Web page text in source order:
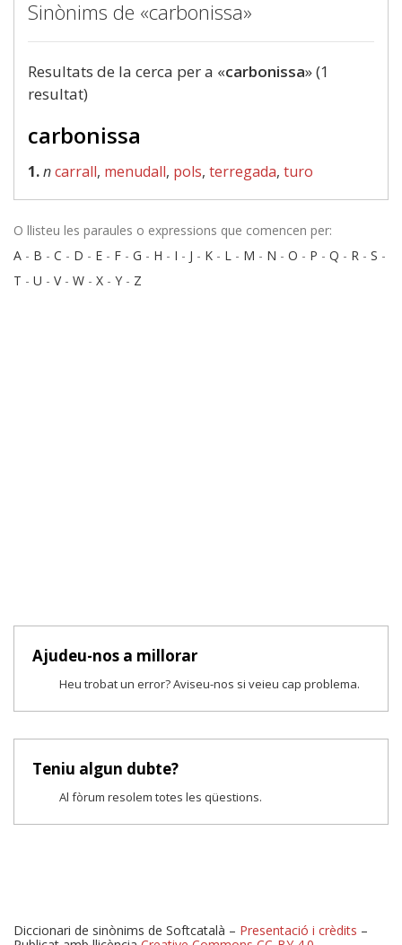
Sinònims de «carbonissa»
Resultats de la cerca per a «carbonissa» (1
resultat)
carbonissa
1.ncarrall, menudall, pols, terregada, turo
O llisteu les paraules o expressions que comencen per:
A - B - C - D - E - F - G - H - I - J - K - L - M - N - O - P - Q - R - S -
T - U - V- W - X - Y - Z
Ajudeu-nos a millorar
Heu trobat un error? Aviseu-nos si veieu cap problema.
Teniu algun dubte?
Al fòrum resolem totes les qüestions.
Diccionari de sinònims de Softcatalà – Presentació i crèdits –